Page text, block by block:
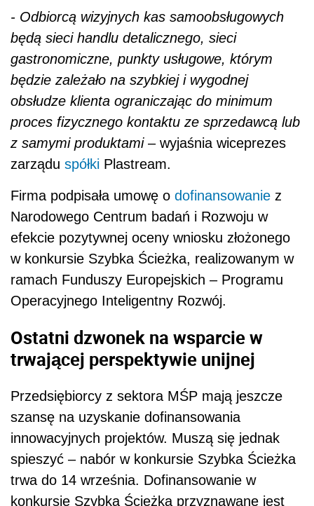
- Odbiorcą wizyjnych kas samoobsługowych
będą sieci handlu detalicznego, sieci
gastronomiczne, punkty usługowe, którym
będzie zależało na szybkiej i wygodnej
obsłudze klienta ograniczając do minimum
proces fizycznego kontaktu ze sprzedawcą lub
z samymi produktami– wyjaśnia wiceprezes
zarządu spółki Plastream.
Firma podpisała umowę o dofinansowanie z
Narodowego Centrum badań i Rozwoju w
efekcie pozytywnej oceny wniosku złożonego
w konkursie Szybka Ścieżka, realizowanym w
ramach Funduszy Europejskich – Programu
Operacyjnego Inteligentny Rozwój.
Ostatni dzwonek na wsparcie w
trwającej perspektywie unijnej
Przedsiębiorcy z sektora MŚP mają jeszcze
szansę na uzyskanie dofinansowania
innowacyjnych projektów. Muszą się jednak
spieszyć – nabór w konkursie Szybka Ścieżka
trwa do 14 września. Dofinansowanie w
konkursie Szybka Ścieżka przyznawane jest